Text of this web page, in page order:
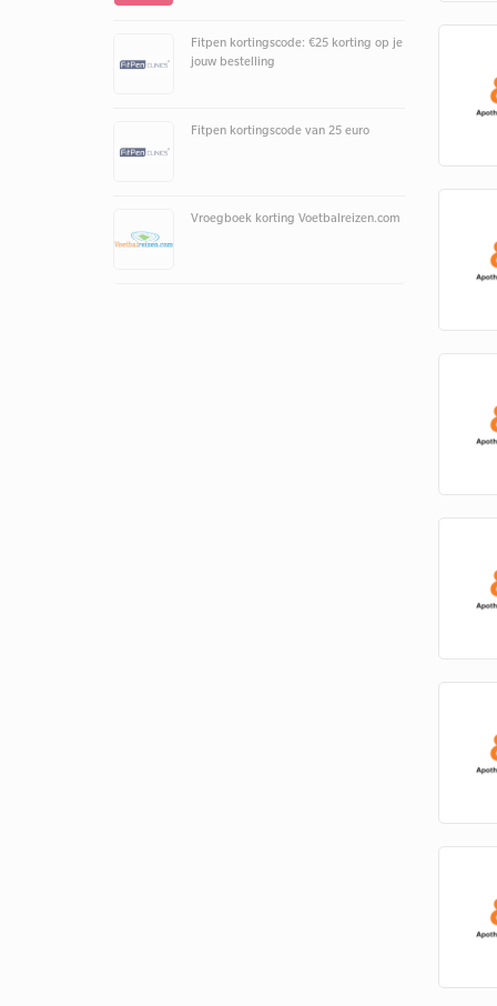
Fitpen kortingscode: €25 korting op je
jouw bestelling
Fitpen kortingscode van 25 euro
Vroegboek korting Voetbalreizen.com